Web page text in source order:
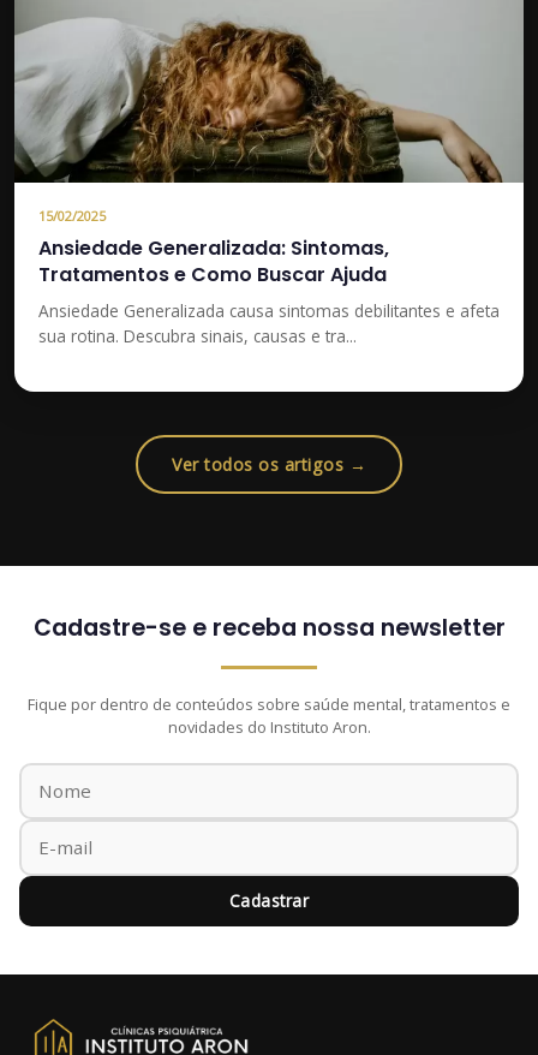
15/02/2025
Ansiedade Generalizada: Sintomas,
Tratamentos e Como Buscar Ajuda
Ansiedade Generalizada causa sintomas debilitantes e afeta
sua rotina. Descubra sinais, causas e tra...
Ver todos os artigos →
Cadastre-se e receba nossa newsletter
Fique por dentro de conteúdos sobre saúde mental, tratamentos e
novidades do Instituto Aron.
Cadastrar